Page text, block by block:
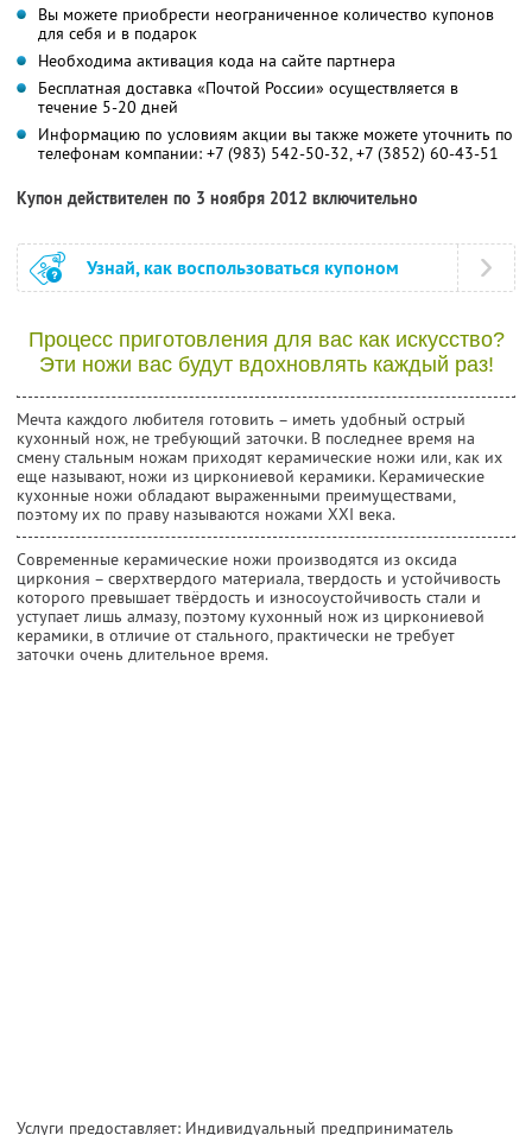
Вы можете приобрести неограниченное количество купонов
для себя и в подарок
Необходима активация кода на сайте партнера
Бесплатная доставка «Почтой России» осуществляется в
течение 5-20 дней
Информацию по условиям акции вы также можете уточнить по
телефонам компании: +7 (983) 542-50-32, +7 (3852) 60-43-51
Купон действителен по 3 ноября 2012 включительно
Узнай, как воспользоваться купоном
Процесс приготовления для вас как искусство?
Эти ножи вас будут вдохновлять каждый раз!
Мечта каждого любителя готовить – иметь удобный острый
кухонный нож, не требующий заточки. В последнее время на
смену стальным ножам приходят керамические ножи или, как их
еще называют, ножи из циркониевой керамики. Керамические
кухонные ножи обладают выраженными преимуществами,
поэтому их по праву называются ножами XXI века.
Современные керамические ножи производятся из оксида
циркония – сверхтвердого материала, твердость и устойчивость
которого превышает твёрдость и износоустойчивость стали и
уступает лишь алмазу, поэтому кухонный нож из циркониевой
керамики, в отличие от стального, практически не требует
заточки очень длительное время.
Услуги предоставляет: Индивидуальный предприниматель